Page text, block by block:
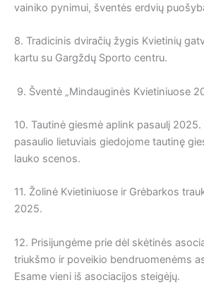
vainiko pynimui, šventės erdvių
8. Tradicinis dviračių žygis Kvietinių
kartu su Gargždų Sporto centru.
9. Šventė „Mindauginės Kvietiniuose
10. Tautinė giesmė aplink pasaulį
pasaulio lietuviais giedojome tautinę
lauko scenos.
11. Žolinė Kvietiniuose ir Grėbarkos
2025.
12. Prisijungėme prie dėl skėtinės
triukšmo ir poveikio bendruomenėms
Esame vieni iš asociacijos steigėjų.